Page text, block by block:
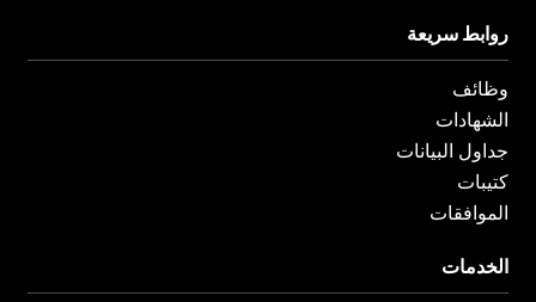
روابط سريعة
وظائف
الشهادات
جداول البيانات
كتيبات
الموافقات
الخدمات